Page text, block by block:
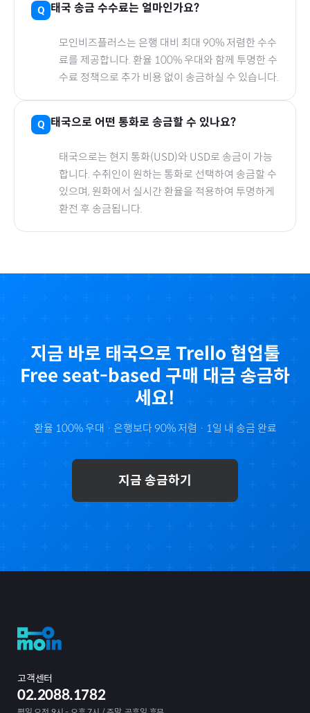
태국 송금 수수료는 얼마인가요?
모인비즈플러스는 은행 대비 최대 90% 저렴한 수수
료를 제공합니다. 환율 100% 우대와 함께 투명한 수
수료 정책으로 추가 비용 없이 송금하실 수 있습니다.
태국으로 어떤 통화로 송금할 수 있나요?
태국으로는 현지 통화(USD)와 USD로 송금이 가능
합니다. 수취인이 원하는 통화로 선택하여 송금할 수
있으며, 원화에서 실시간 환율을 적용하여 투명하게
환전 후 송금됩니다.
지금 바로 태국으로 Trello 협업툴
Free seat-based 구매 대금 송금하
세요!
환율 100% 우대 · 은행보다 90% 저렴 · 1일 내 송금 완료
지금 송금하기
고객센터
02.2088.1782